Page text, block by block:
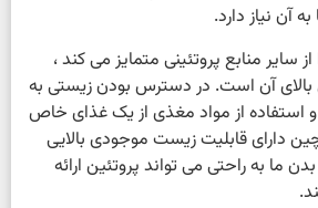
آن نیاز دارد.
سایر منابع پروتئینی متمایز می کند ،
آن است. در دسترس بودن زیستی به
استفاده از مواد مغذی از یک غذای خاص
دارای قابلیت زیست موجودی بالایی
ما به راحتی می تواند پروتئین ارائه